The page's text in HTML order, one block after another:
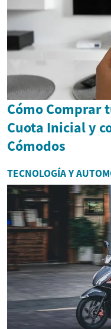
Cómo Comprar
Cuota Inicial y
Cómodos
TECNOLOGÍA Y